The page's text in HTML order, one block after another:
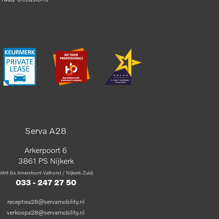
Serva A28
Arkerpoort 6
3861 PS Nijkerk
8a Amersfoort-Vathorst / Nijkerk-Zuid)
033 - 247 27 50
receptiea28@servamobility.nl
verkoopa28@servamobility.nl